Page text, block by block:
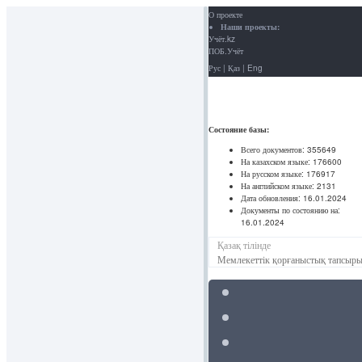
О проекте
Наши проекты:
Учёт.kz
ПОБ.Учёт
Рус | Қаз | Eng
Состояние базы:
Всего документов: 355649
На казахском языке: 176600
На русском языке: 176917
На английском языке: 2131
Дата обновления: 16.01.2024
Документы по состоянию на:
16.01.2024
Қазақ тілінде
Мемлекеттік қорғаныстық